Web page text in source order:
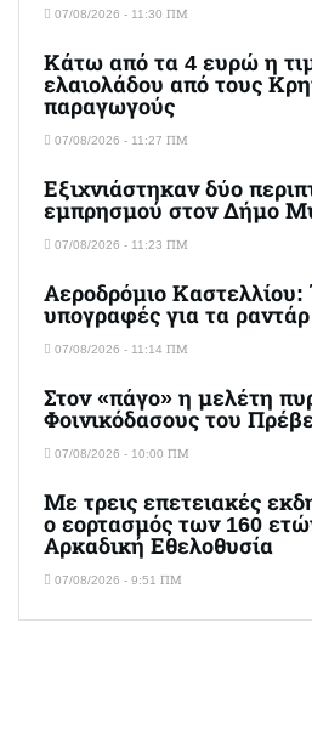
07/08/2026 - 11:30 ΠΜ
Κάτω από τα 4 ευρώ η
ελαιολάδου από τους
παραγωγούς
07/08/2026 - 11:27 ΠΜ
Εξιχνιάστηκαν δύο
εμπρησμού στον Δήμο
07/08/2026 - 11:23 ΠΜ
Αεροδρόμιο Καστελλίου:
υπογραφές για τα ραντάρ
07/08/2026 - 11:14 ΠΜ
Στον «πάγο» η μελέτη
Φοινικόδασους του
07/08/2026 - 10:00 ΠΜ
Με τρεις επετειακές
ο εορτασμός των 160
Αρκαδική Εθελοθυσία
07/08/2026 - 9:51 ΠΜ